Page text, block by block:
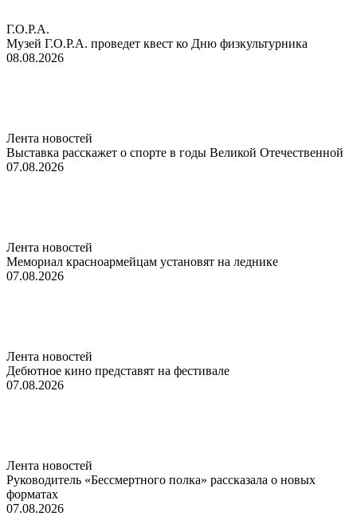
Г.О.Р.А.
Музей Г.О.Р.А. проведет квест ко Дню физкультурника
08.08.2026
Лента новостей
Выставка расскажет о спорте в годы Великой Отечественной
07.08.2026
Лента новостей
Мемориал красноармейцам установят на леднике
07.08.2026
Лента новостей
Дебютное кино представят на фестивале
07.08.2026
Лента новостей
Руководитель «Бессмертного полка» рассказала о новых
форматах
07.08.2026